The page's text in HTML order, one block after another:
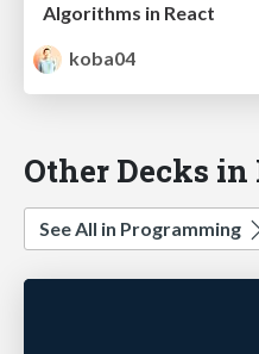
Algorithms in React
koba04
Other Decks
See All in Programming